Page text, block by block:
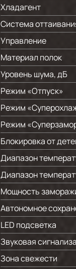
Хладагент
Система
Управление
Материал полок
Уровень шума, дБ
Режим «Отпуск»
Режим
Режим
Блокировка от
Диапазон
Диапазон
Мощность
Автономное
LED подсветка
Звуковая
Зона свежести